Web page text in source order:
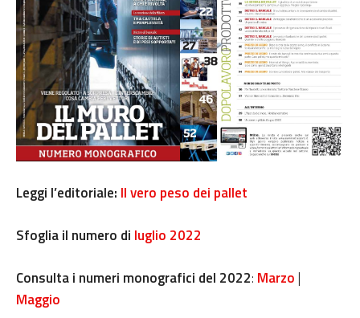
Leggi l’editoriale: Il vero peso dei pallet
Sfoglia il numero di luglio 2022
Consulta i numeri monografici del 2022: Marzo|
Maggio